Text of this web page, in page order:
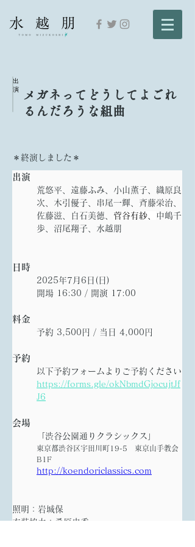
出
演
メガネってどうしてよごれ
るんだろうな組曲
＊終演しました＊
出演
荒悠平、遠藤ふみ、小山薫子、織原良
次、木引優子、串尾一輝、斉藤栄治、
佐藤滋、白石美徳、 菅谷有紗、
中嶋千
歩、沼尾翔子、水越朋
日時
2025年7月6日(日)
開場 16:30 / 開演 17:00
料金
予約 3,500円 / 当日 4,000円
予約
以下予約フォームよりご予約ください
https://forms.gle/okNbmdGjocujtJf
J6
会場
「渋谷公園通りクラシックス」
東京都渋谷区宇田川町19-5　東京山手教会
B1F
http://koendoriclassics.com
照明：岩城保
衣装協力：桑原史香